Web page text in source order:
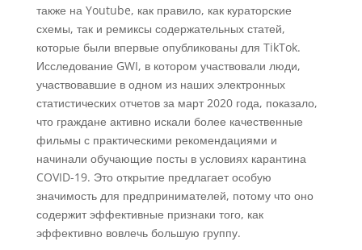
также на Youtube, как правило, как кураторские
схемы, так и ремиксы содержательных статей,
которые были впервые опубликованы для TikTok.
Исследование GWI, в котором участвовали люди,
участвовавшие в одном из наших электронных
статистических отчетов за март 2020 года, показало,
что граждане активно искали более качественные
фильмы с практическими рекомендациями и
начинали обучающие посты в условиях карантина
COVID-19. Это открытие предлагает особую
значимость для предпринимателей, потому что оно
содержит эффективные признаки того, как
эффективно вовлечь большую группу.